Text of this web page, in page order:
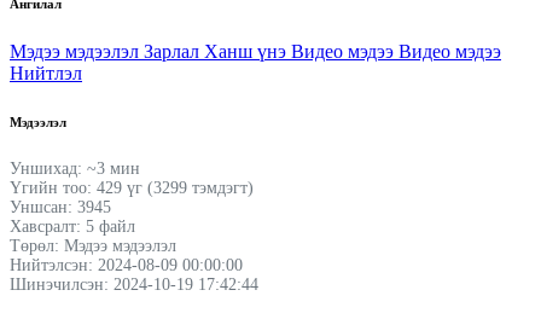
Ангилал
Мэдээ мэдээлэл Зарлал Ханш үнэ Видео мэдээ Видео мэдээ
Нийтлэл
Мэдээлэл
Уншихад: ~3 мин
Үгийн тоо: 429 үг (3299 тэмдэгт)
Уншсан: 3945
Хавсралт: 5 файл
Төрөл: Мэдээ мэдээлэл
Нийтэлсэн: 2024-08-09 00:00:00
Шинэчилсэн: 2024-10-19 17:42:44